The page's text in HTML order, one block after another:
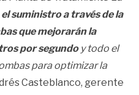
suministro a través de la
que mejorarán la
por segundoy todo el
para optimizar la
Casteblanco, gerente